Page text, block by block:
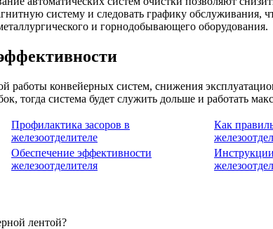
систему и следовать графику обслуживания,
и горнодобывающего оборудования.
работы конвейерных систем, снижения
тогда система будет служить дольше и работать
Профилактика засоров в
железоотделителе
Как
Обеспечение эффективности
железоотделителя
лентой?